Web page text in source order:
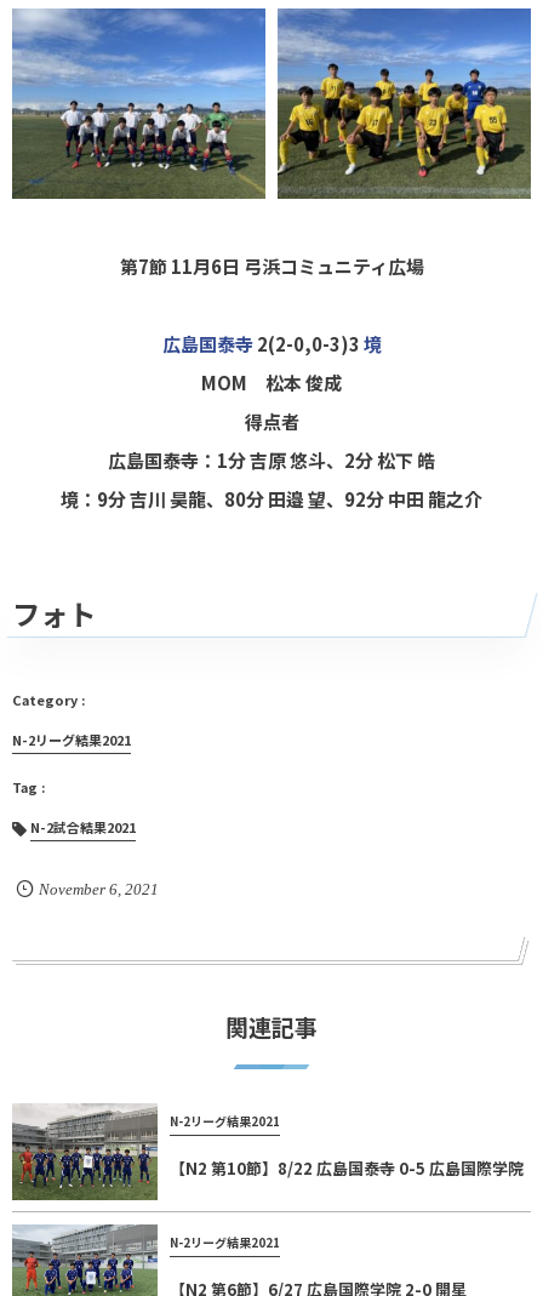
第7節 11月6日 弓浜コミュニティ広場
広島国泰寺2(2-0,0-3)3境
MOM 松本 俊成
得点者
広島国泰寺：1分 吉原 悠斗、2分 松下 皓
境：9分 吉川 昊龍、80分 田邉 望、92分 中田 龍之介
フォト
N-2リーグ結果2021
N-2試合結果2021
November 6, 2021
関連記事
N-2リーグ結果2021
【N2 第10節】8/22 広島国泰寺 0-5 広島国際学院
N-2リーグ結果2021
【N2 第6節】6/27 広島国際学院 2-0 開星